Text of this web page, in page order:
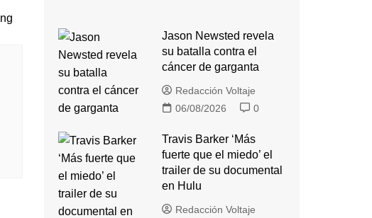
Jason Newsted revela
su batalla contra el
cáncer de garganta
Redacción Voltaje
06/08/2026
0
Travis Barker ‘Más
fuerte que el miedo’ el
trailer de su documental
en Hulu
Redacción Voltaje